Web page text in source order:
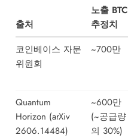
출처
노출 BTC
추정치
코인베이스 자문
위원회
~700만
Quantum
Horizon (arXiv
2606.14484)
~600만
(~공급량
의 30%)